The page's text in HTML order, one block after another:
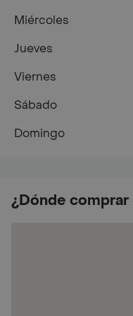
¿Dónde
Miércoles
Jueves
Viernes
Sábado
Domingo